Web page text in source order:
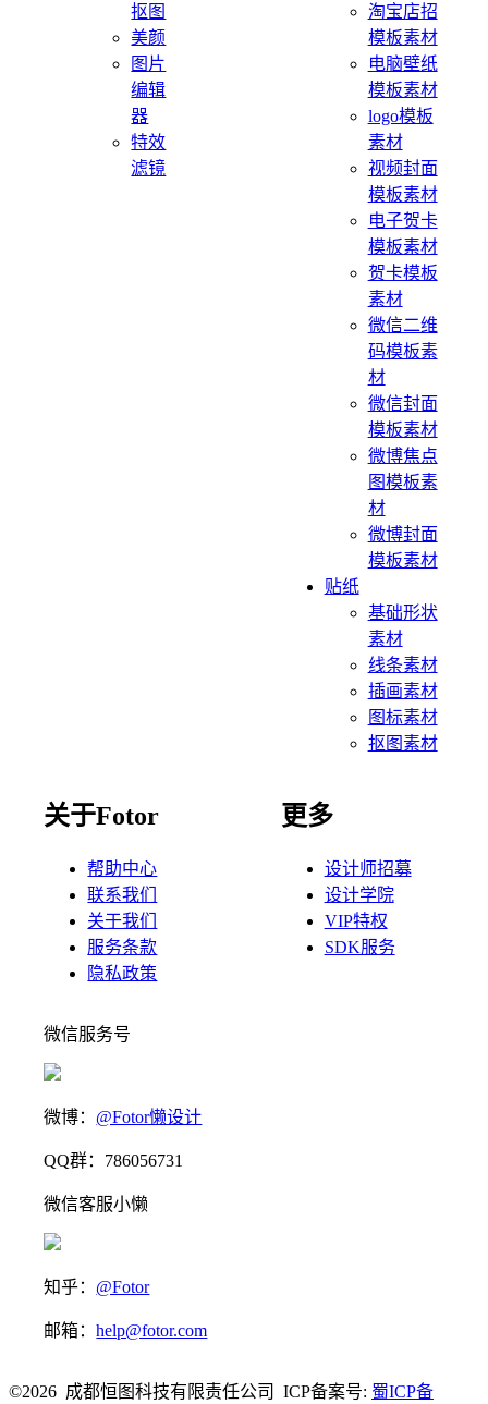
抠图
美颜
图片
编辑
器
特效
滤镜
淘宝店招
模板素材
电脑壁纸
模板素材
logo模板
素材
视频封面
模板素材
电子贺卡
模板素材
贺卡模板
素材
微信二维
码模板素
材
微信封面
模板素材
微博焦点
图模板素
材
微博封面
模板素材
贴纸
基础形状
素材
线条素材
插画素材
图标素材
抠图素材
关于Fotor
帮助中心
联系我们
关于我们
服务条款
隐私政策
更多
设计师招募
设计学院
VIP特权
SDK服务
微信服务号
微博： @Fotor懒设计
QQ群：786056731
微信客服小懒
知乎： @Fotor
邮箱：help@fotor.com
©2026 成都恒图科技有限责任公司 ICP备案号: 蜀ICP备